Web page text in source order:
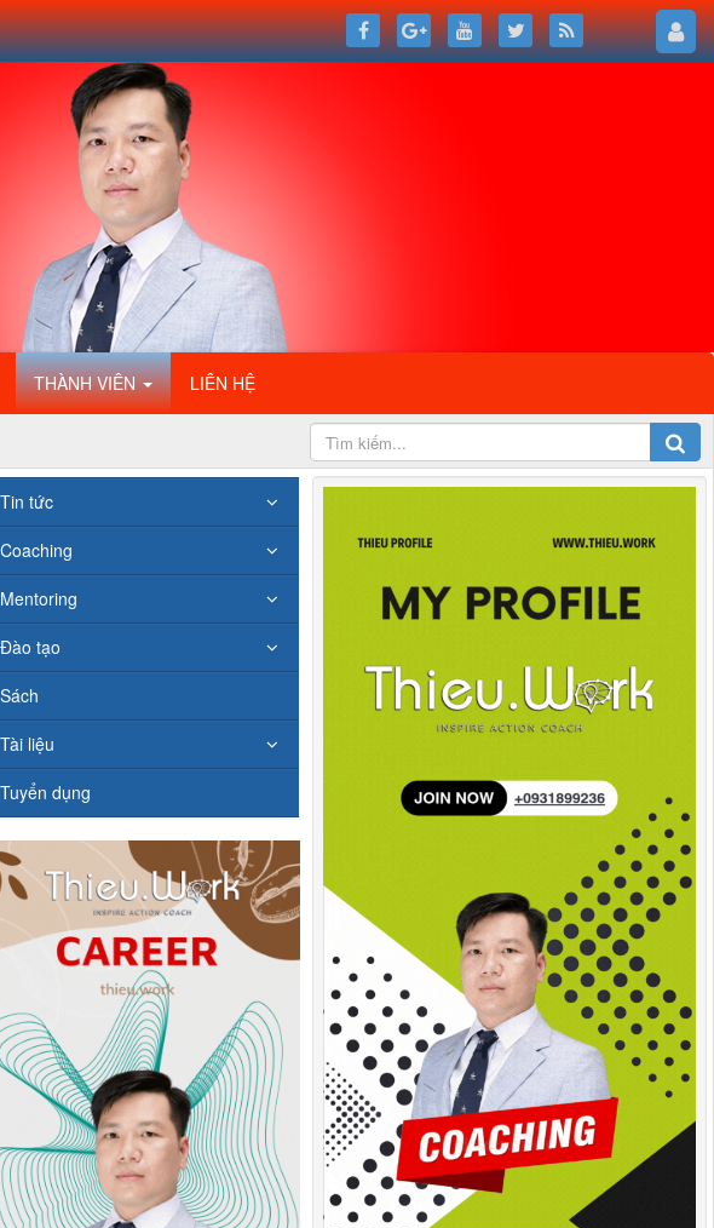
THÀNH VIÊN LIÊN HỆ
Tin tức
Coaching
Mentoring
Đào tạo
Sách
Tài liệu
Tuyển dụng